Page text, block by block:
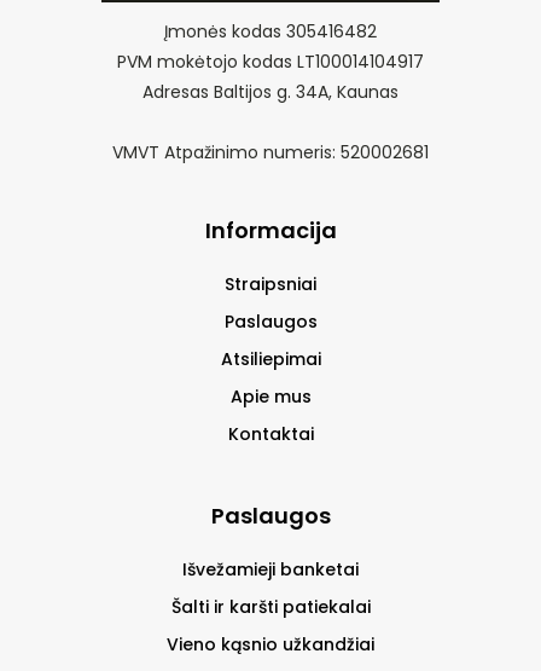
Įmonės kodas 305416482
PVM mokėtojo kodas LT100014104917
Adresas Baltijos g. 34A, Kaunas
VMVT Atpažinimo numeris: 520002681
Informacija
Straipsniai
Paslaugos
Atsiliepimai
Apie mus
Kontaktai
Paslaugos
Išvežamieji banketai
Šalti ir karšti patiekalai
Vieno kąsnio užkandžiai